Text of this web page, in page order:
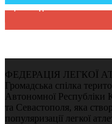
9,370 Підписників
ФЕДЕРАЦІЯ ЛЕГКОЇ
Громадська спілка
Автономної Республіки
та Севастополя, яка
популяризації легкої